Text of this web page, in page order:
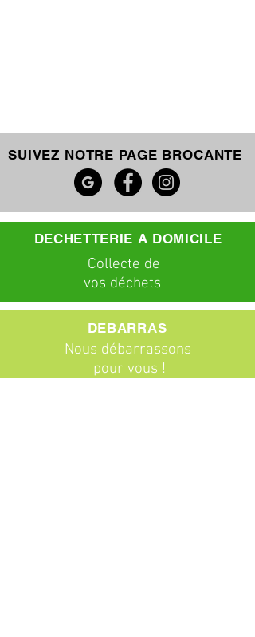
SUIVEZ NOTRE PAGE BROCANTE
DECHETTERIE A DOMICILE
Collecte de
vos déchets
DEBARRAS
Nous débarrassons
pour vous !